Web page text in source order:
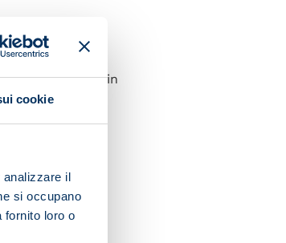
cookie
analizzare il
si occupano
fornito loro o
taking part in